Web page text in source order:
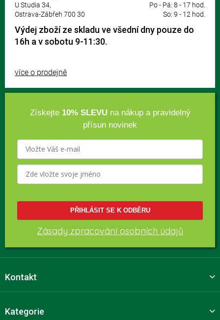
U Studia 34,
Ostrava-Zábřeh 700 30
Po - Pá: 8 - 17 hod.
So: 9 - 12 hod.
Výdej zboží ze skladu ve všední dny pouze do
16h a v sobotu 9-11:30.
více o prodejně
Získejte 10% SLEVUna nákup a pravidelný
přísun novinek
PŘIHLÁSIT SE K ODBĚRU
Zásady zpracování osobních údajů
Kontakt
Kategorie